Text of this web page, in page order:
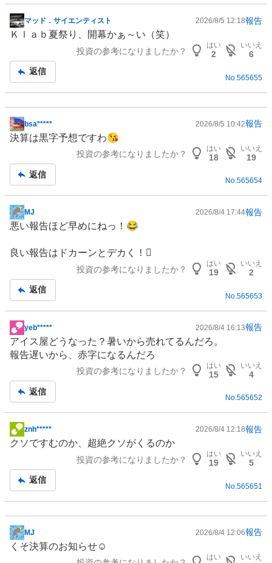
掲
示
事
マッド．サイエンティスト 2026/8/5 12:18報告
Ｋｌａｂ夏祭り、開幕かぁ～い（笑）
投資の参考になりましたか？
はい
2
いいえ
6
返信
No. 565655
掲
示
事
bsa***** 2026/8/5 10:42報告
決算は黒字予想ですわ😘
投資の参考になりましたか？
はい
18
いいえ
19
返信
No.565654
掲
示
記
MJ 2026/8/4 17:44報告
悪い報告ほど早めにねっ！😂
良い報告はドカーンとデカく！🫪
投資の参考になりましたか？
はい
19
いいえ
2
返信
No. 565653
掲
示
板
yeb***** 2026/8/4 16:13報告
アイス屋どうなった？暑いから売れてるんだろ。
報告遅いから、赤字になるんだろ
投資の参考になりましたか？
はい
15
いいえ
4
返信
No.565652
掲
示
事
znh***** 2026/8/4 12:18報告
クソですむのか、超絶クソがくるのか
投資の参考になりましたか？
はい
19
いいえ
5
返信
No. 565651
掲
示
MJ 2026/8/4 12:06報告
くそ決算のお知らせ☺️
はい いいえ